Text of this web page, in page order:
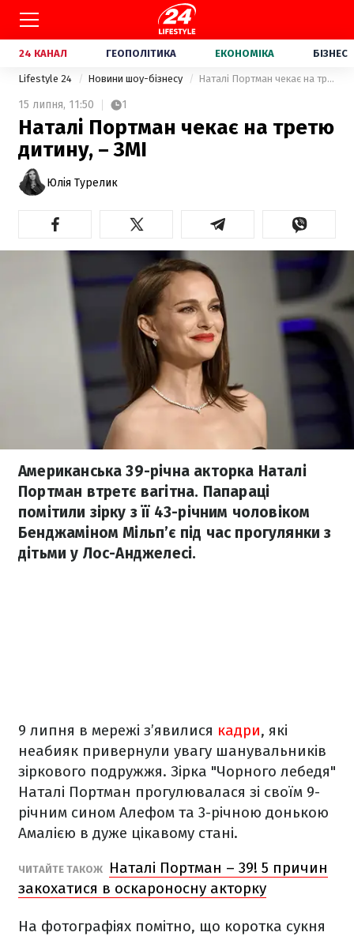
24 КАНАЛ ГЕОПОЛІТИКА ЕКОНОМІКА БІЗНЕС
Lifestyle 24 Новини шоу-бізнесу Наталі Портман чекає на третю дитину, – ЗМІ
15 липня, 11:50 1
Наталі Портман чекає на третю
дитину, – ЗМІ
Юлія Турелик
Американська 39-річна акторка Наталі
Портман втретє вагітна. Папараці
помітили зірку з її 43-річним чоловіком
Бенджаміном Мільп’є під час прогулянки з
дітьми у Лос-Анджелесі.
9 липня в мережі з’явилися кадри, які
неабияк привернули увагу шанувальників
зіркового подружжя. Зірка "Чорного лебедя"
Наталі Портман прогулювалася зі своїм 9-
річним сином Алефом та 3-річною донькою
Амалією в дуже цікавому стані.
ЧИТАЙТЕ ТАКОЖ
Наталі Портман – 39! 5 причин
закохатися в оскароносну акторку
На фотографіях помітно, що коротка сукня